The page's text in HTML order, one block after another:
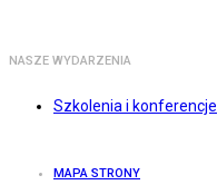
NASZE WYDARZENIA
Szkolenia i konferencje
MAPA STRONY